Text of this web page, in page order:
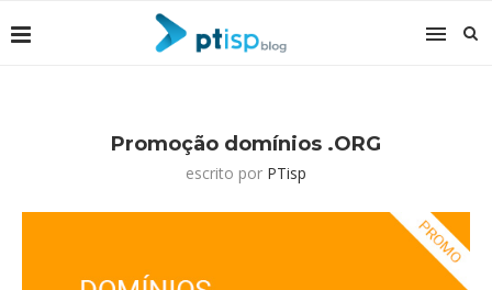
Promoção domínios .ORG
escrito por PTisp